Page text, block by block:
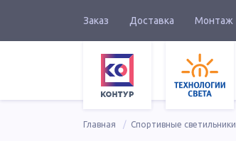
Заказ Доставка Монтаж
Главная Спортивные светильники